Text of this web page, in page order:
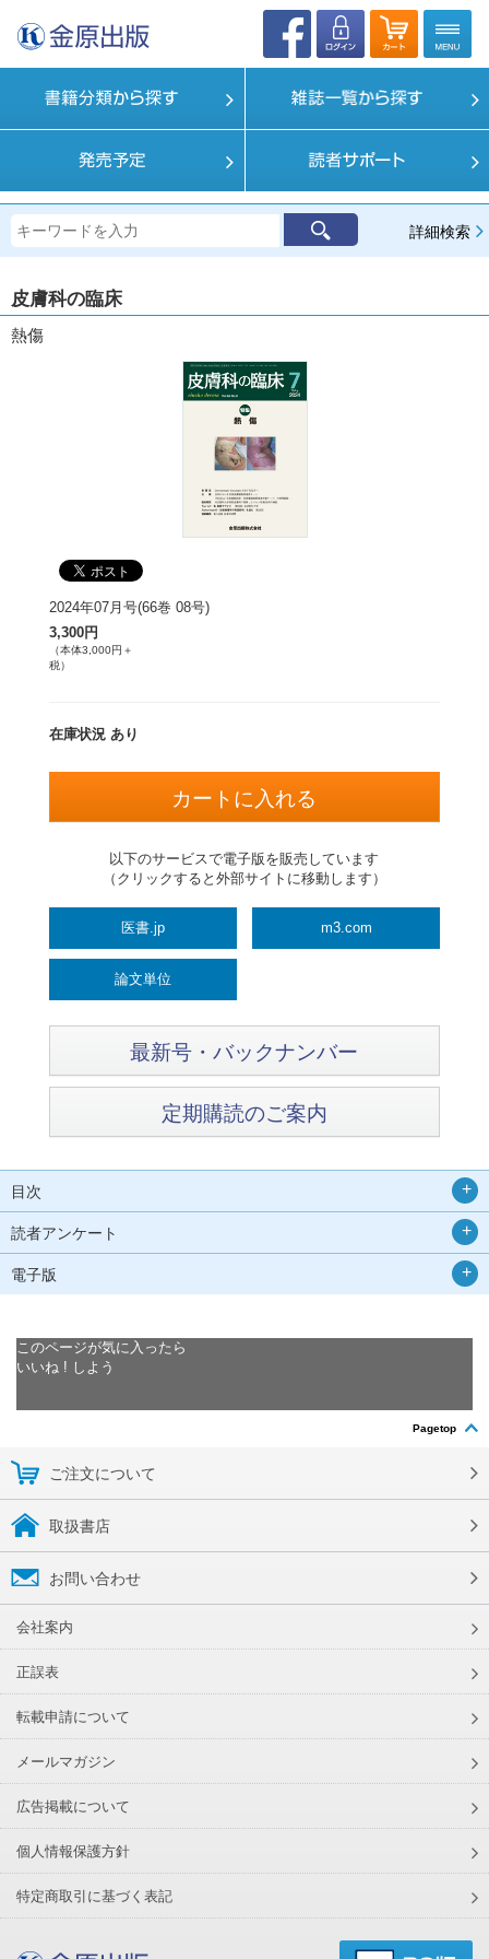
詳細検索
皮膚科の臨床
熱傷
2024年07月号(66巻 08号)
3,300円
（本体3,000円＋
税）
在庫状況 あり
以下のサービスで電子版を販売しています
（クリックすると外部サイトに移動します）
医書.jp m3.com
論文単位
最新号・バックナンバー
定期購読のご案内
目次
読者アンケート
電子版
このページが気に入ったら
いいね ! しよう
Pagetop
ご注文について
取扱書店
お問い合わせ
会社案内
正誤表
転載申請について
メールマガジン
広告掲載について
個人情報保護方針
特定商取引に基づく表記